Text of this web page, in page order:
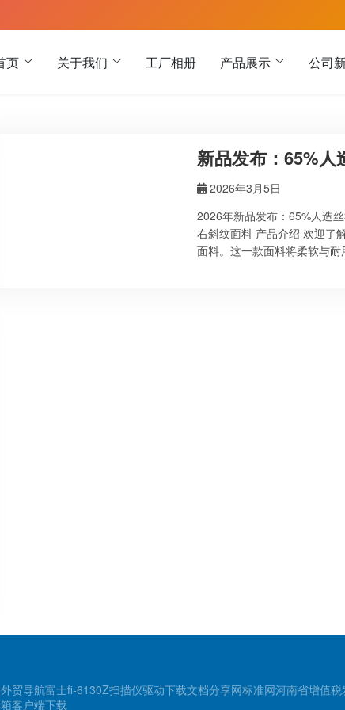
页 关于我们 工厂相册 产品展示 公司
新品发布：65%人
2026年3月5日
2026年新品发布：65%人造
右斜纹面料 产品介绍 欢迎
面料。这一款面料将柔软与
外贸导航富士fi-6130Z扫描仪驱动下载文档分享网标准网河南省增值
客户端下载